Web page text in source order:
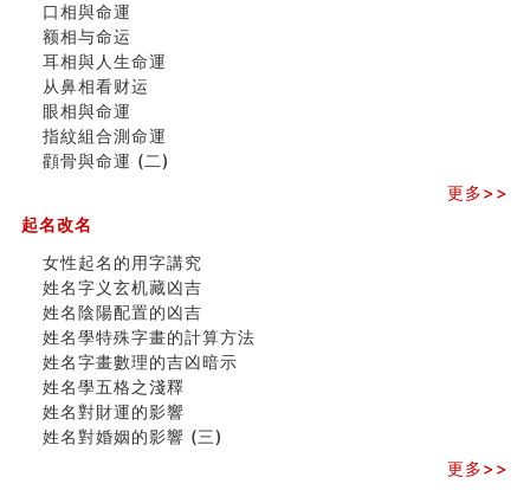
玄空本义 (四)
八字算命：女命八字里日坐伤官克夫？
六爻算卦：我俩之间是否还命中有未尽的缘分？
订婚就是定结婚日子吗
清朝慈禧太后命造 (名人八字淺析七）
玄空本义 (三)
飞灵山传说故事
商舖選址的風水講究 (下)
吉凶神跳上大运时的断法【四柱技巧】
家居常見風水形煞及化解方法 (一)
刘燮鈞讲人相 手纹与命运(一)
玄空本义 (二)
大門風水五大禁忌！大門風水擺設？門中門風水解方？
出现这几种面相桃花泛
寓意好的五行属水的汉字有哪些？五行属水的汉字大全
口相與命運
额相与命运
耳相與人生命運
从鼻相看财运
眼相與命運
指紋組合測命運
顴骨與命運 (二)
更多>>
起名改名
女性起名的用字講究
姓名字义玄机藏凶吉
姓名陰陽配置的凶吉
姓名學特殊字畫的計算方法
姓名字畫數理的吉凶暗示
姓名學五格之淺釋
姓名對財運的影響
姓名對婚姻的影響 (三)
更多>>